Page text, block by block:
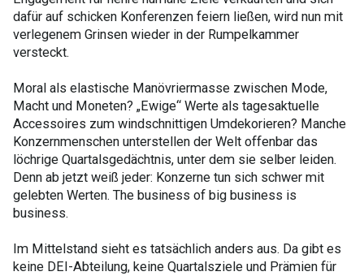
dafür auf schicken Konferenzen feiern ließen, wird nun mit
verlegenem Grinsen wieder in der Rumpelkammer
versteckt.
Moral als elastische Manövriermasse zwischen Mode,
Macht und Moneten? „Ewige“ Werte als tagesaktuelle
Accessoires zum windschnittigen Umdekorieren? Manche
Konzernmenschen unterstellen der Welt offenbar das
löchrige Quartalsgedächtnis, unter dem sie selber leiden.
Denn ab jetzt weiß jeder: Konzerne tun sich schwer mit
gelebten Werten. The business of big business is
business.
Im Mittelstand sieht es tatsächlich anders aus. Da gibt es
keine DEI-Abteilung, keine Quartalsziele und Prämien für